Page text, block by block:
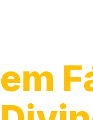
em